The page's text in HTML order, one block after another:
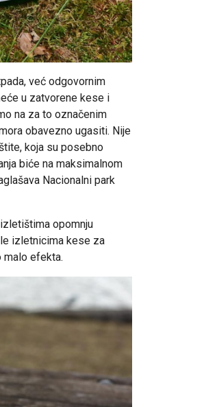
već odgovornim
u zatvorene kese i
na za to označenim
obavezno ugasiti. Nije
koja su posebno
biće na maksimalnom
Nacionalni park
opomnju
izletnicima kese za
malo efekta.